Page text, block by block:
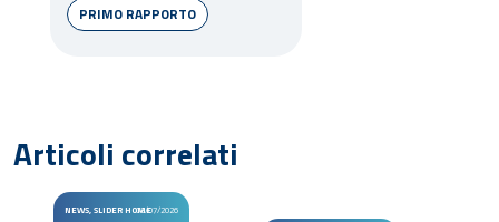
PRIMO RAPPORTO
Articoli correlati
NEWS, SLIDER HOME03/07/2026